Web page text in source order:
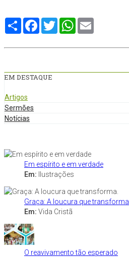
Compartilhe
Facebook
TwitterWhatsApp
EM DESTAQUE
Artigos
Sermões
Notícias
Em espírito e em verdade
Em: Ilustrações
Graça: A loucura que transforma.
Em: Vida Cristã
O reavivamento tão esperado